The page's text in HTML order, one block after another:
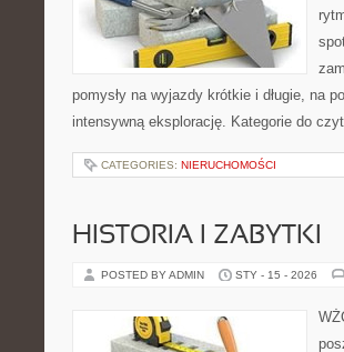
pomysły na wyjazdy krótkie i długie, na
intensywną eksplorację. Kategorie do
CATEGORIES: NIERUCHOMOŚCI
HISTORIA I ZABYTKI
POSTED BY ADMIN STY - 15 - 2026